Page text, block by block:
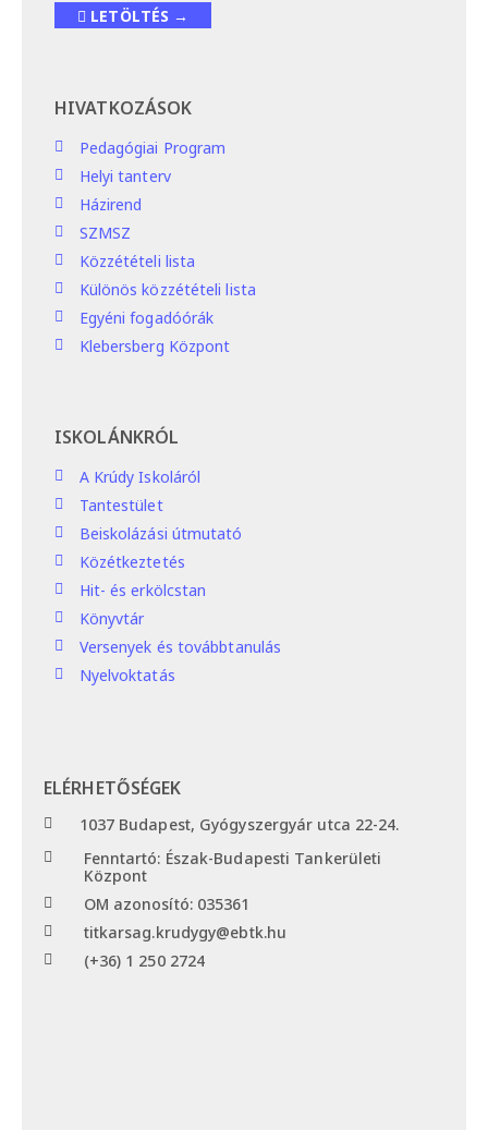
LETÖLTÉS →
HIVATKOZÁSOK
Pedagógiai Program
Helyi tanterv
Házirend
SZMSZ
Közzétételi lista
Különös közzétételi lista
Egyéni fogadóórák
Klebersberg Központ
ISKOLÁNKRÓL
A Krúdy Iskoláról
Tantestület
Beiskolázási útmutató
Közétkeztetés
Hit- és erkölcstan
Könyvtár
Versenyek és továbbtanulás
Nyelvoktatás
ELÉRHETŐSÉGEK
1037 Budapest, Gyógyszergyár utca 22-24.
Fenntartó: Észak-Budapesti Tankerületi
Központ
OM azonosító: 035361
titkarsag.krudygy@ebtk.hu
(+36) 1 250 2724​